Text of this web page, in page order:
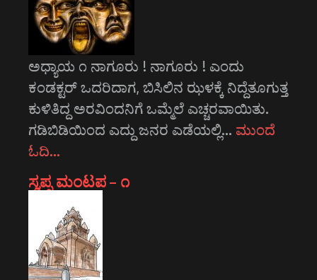
ಅಧ್ಯಾಯ ೧ ನಾಗೂರು ! ನಾಗೂರು ! ಎಂದು
ಕಂಡಕ್ಟರ್ ಒದರಿದಾಗ, ಬಿಸಿಲಿನ ಝಳಕ್ಕೆ ನಿದ್ದೆತೂಗುತ್ತ
ಕುಳಿತಿದ್ದ ಅರವಿಂದನಿಗೆ ಒಮ್ಮೆಲೆ ಎಚ್ಚರವಾಯಿತು.
ಗಡಿಬಿಡಿಯಿಂದ ಎದ್ದು ಜನರ ಎಡೆಯಲ್ಲಿ… ಮುಂದೆ
ಓದಿ…
ಸ್ವಪ್ನ ಮಂಟಪ – ೧